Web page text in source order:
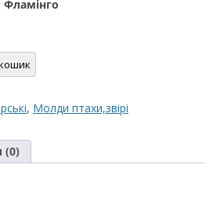
, Молди птахи,звірі
(0)